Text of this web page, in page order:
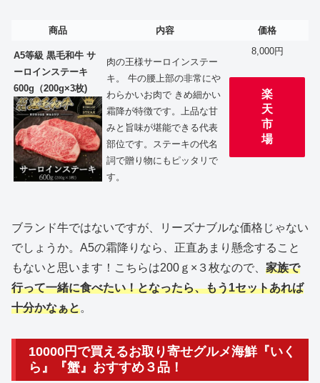
商品 内容 価格
A5等級 黒毛和牛 サ
ーロインステーキ
600g（200g×3枚)
肉の王様サーロインステー
キ。 牛の腰上部の非常にや
わらかいお肉で きめ細かい
霜降が特徴です。上品な甘
みと旨味が堪能できる代表
部位です。ステーキの代名
詞で贈り物にもピッタリで
す。
8,000円
楽
天
市
場
ブランド牛ではないですが、リーズナブルな価格じゃない
でしょうか。A5の霜降りなら、正直あまり懸念すること
もないと思います！こちらは200ｇ×３枚なので、 家族で
行って一緒に食べたい！となったら、もう1セットあれば
十分かなぁと。
10000円で買えるお取り寄せグルメ海鮮『いく
ら』『蟹』おすすめ３品！